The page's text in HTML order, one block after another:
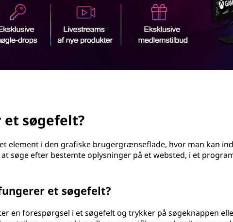
et søgefelt?
element i den grafiske brugergrænseflade, hvor man kan
søge efter bestemte oplysninger på et websted, i et
et søgefelt?
en forespørgsel i et søgefelt og trykker på søgeknappen